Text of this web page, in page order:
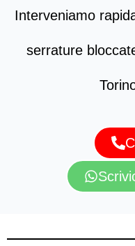
Interveniamo
serrature